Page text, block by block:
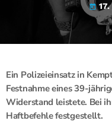
today
Ein Polizeieinsatz in
Festnahme eines 39-
Widerstand leistete. Bei
Haftbefehle festgestellt.